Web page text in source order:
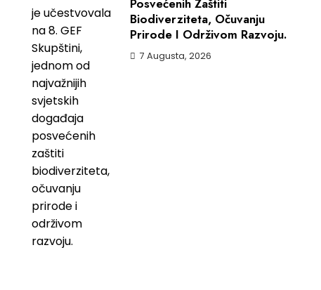
Posvećenih Zaštiti
Biodiverziteta, Očuvanju
Prirode I Održivom Razvoju.
7 Augusta, 2026